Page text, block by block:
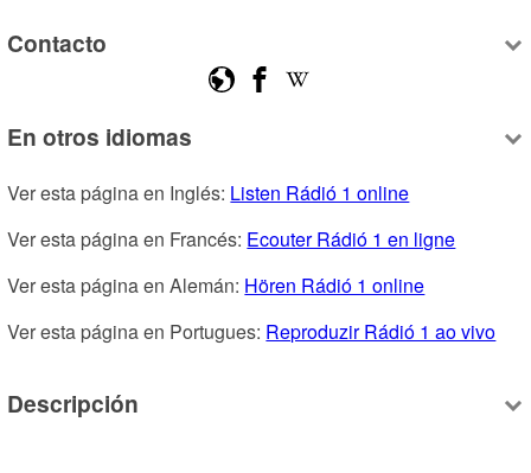
Contacto
En otros idiomas
Ver esta página en Inglés: Listen Rádió 1 online
Ver esta página en Francés: Ecouter Rádió 1 en ligne
Ver esta página en Alemán: Hören Rádió 1 online
Ver esta página en Portugues: Reproduzir Rádió 1 ao vivo
Descripción